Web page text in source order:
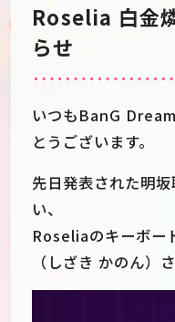
Artist
Roselia 白金
らせ
いつもBanG
とうございます。
先日発表された明
い、
Roseliaのキーボー
（しざき かのん）